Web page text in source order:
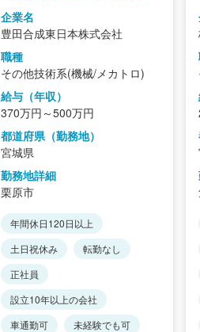
121日/土日祝休み
企業名
豊田合成東日本株式会社
職種
その他技術系(機械/メカトロ)
給与（年収）
370万円～500万円
都道府県（勤務地）
宮城県
勤務地詳細
栗原市
年間休日120日以上
土日祝休み
転勤なし
正社員
設立10年以上の会社
車通勤可
未経験でも可